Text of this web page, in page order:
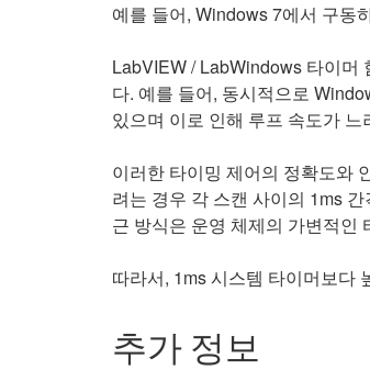
예를 들어, Windows 7에서 구동
LabVIEW / LabWindows 타이머
다. 예를 들어, 동시적으로
있으며 이로 인해 루프 속도가 느
이러한 타이밍 제어의 정확도와
려는 경우 각 스캔 사이의 1ms
근 방식은 운영 체제의 가변적인
따라서, 1ms 시스템 타이머보다
추가 정보